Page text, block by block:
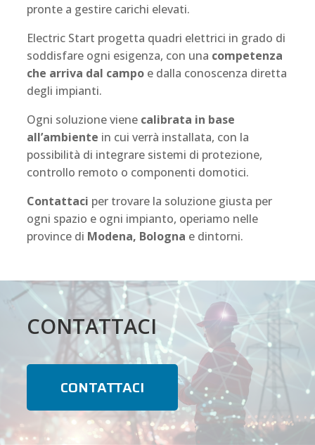
pronte a gestire carichi elevati.
Electric Start progetta quadri elettrici in grado di
soddisfare ogni esigenza, con una competenza
che arriva dal campo e dalla conoscenza diretta
degli impianti.
Ogni soluzione viene calibrata in base
all’ambiente in cui verrà installata, con la
possibilità di integrare sistemi di protezione,
controllo remoto o componenti domotici.
Contattaci per trovare la soluzione giusta per
ogni spazio e ogni impianto, operiamo nelle
province di Modena, Bologna e dintorni.
CONTATTACI
CONTATTACI